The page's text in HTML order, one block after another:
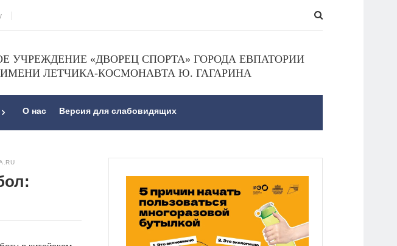
«ДВОРЕЦ СПОРТА» ГОРОДА ЕВПАТОРИИ
ЛЕТЧИКА-КОСМОНАВТА Ю. ГАГАРИНА
О нас Версия для слабовидящих